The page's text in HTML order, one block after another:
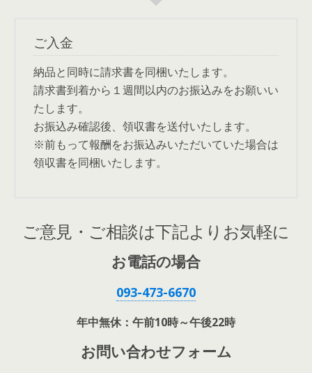
ご入金
納品と同時に請求書を同梱いたします。
請求書到着から１週間以内のお振込みをお願いい
たします。
お振込み確認後、領収書を送付いたします。
※前もって報酬をお振込みいただいていた場合は
領収書を同梱いたします。
ご意見・ご相談は下記よりお気軽に
お電話の場合
093-473-6670
年中無休：午前10時～午後22時
お問い合わせフォーム